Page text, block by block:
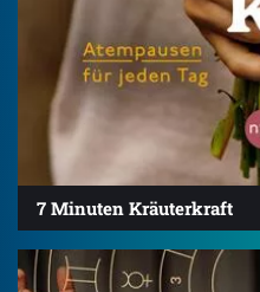
7 Minuten Kräuterkraft